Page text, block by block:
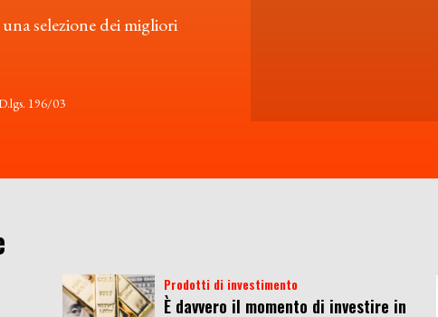
selezione dei migliori
196/03
Prodotti di investimento
È davvero il momento di investire in